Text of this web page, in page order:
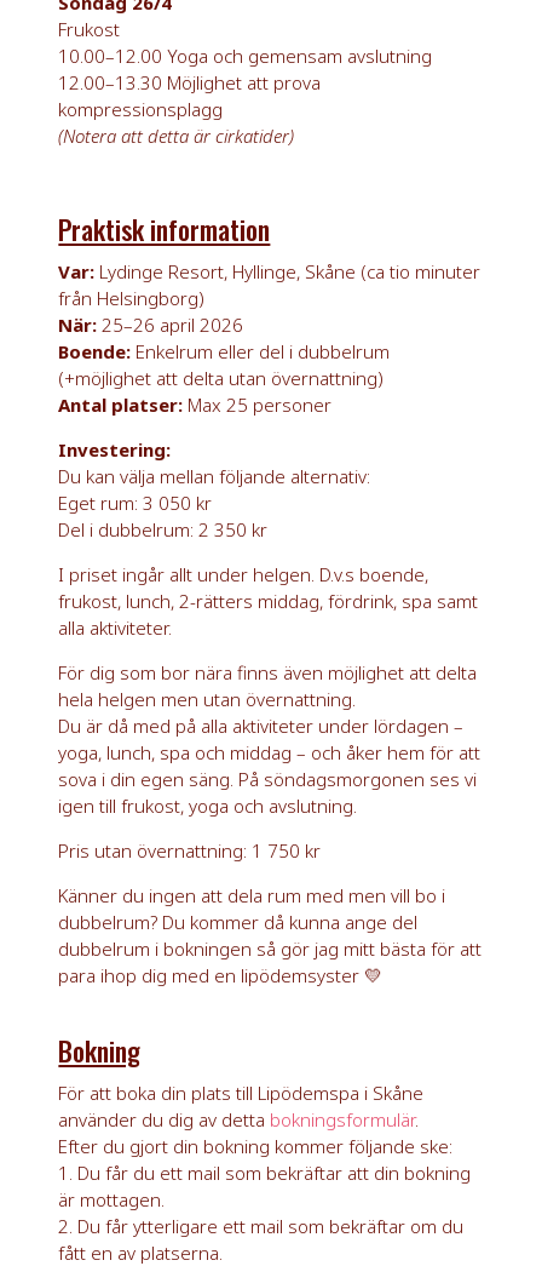
Frukost
10.00–12.00 Yoga och gemensam avslutning
12.00–13.30 Möjlighet att prova
kompressionsplagg
(Notera att detta är cirkatider)
Praktisk information
Var: Lydinge Resort, Hyllinge, Skåne (ca tio minuter
från Helsingborg)
När: 25–26 april 2026
Boende: Enkelrum eller del i dubbelrum
(+möjlighet att delta utan övernattning)
Antal platser: Max 25 personer
Investering:
Du kan välja mellan följande alternativ:
Eget rum:3 050 kr
Del i dubbelrum: 2 350 kr
I priset ingår allt under helgen. D.v.s boende,
frukost, lunch, 2-rätters middag, fördrink, spa samt
alla aktiviteter.
För dig som bor nära finns även möjlighet att delta
hela helgen men utan övernattning.
Du är då med på alla aktiviteter under lördagen –
yoga, lunch, spa och middag – och åker hem för att
sova i din egen säng. På söndagsmorgonen ses vi
igen till frukost, yoga och avslutning.
Pris utan övernattning: 1 750 kr
Känner du ingen att dela rum med men vill bo i
dubbelrum? Du kommer då kunna ange del
dubbelrum i bokningen så gör jag mitt bästa för att
para ihop dig med en lipödemsyster 💛
Bokning
För att boka din plats till Lipödemspa i Skåne
använder du dig av detta bokningsformulär.
Efter du gjort din bokning kommer följande ske:
1. Du får du ett mail som bekräftar att din bokning
är mottagen.
2. Du får ytterligare ett mail som bekräftar om du
fått en av platserna.